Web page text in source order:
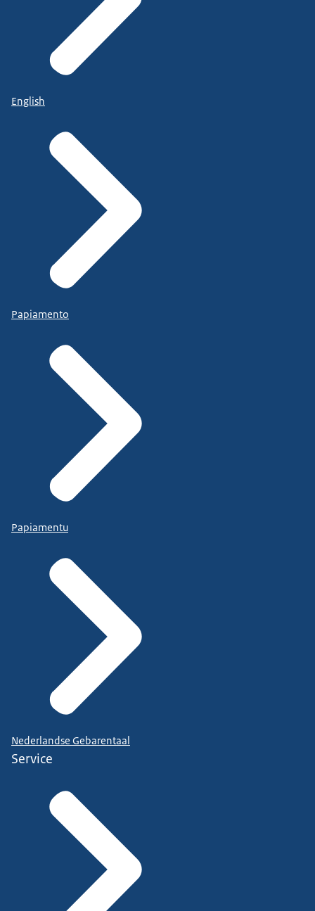
English
Papiamento
Papiamentu
Nederlandse Gebarentaal
Service